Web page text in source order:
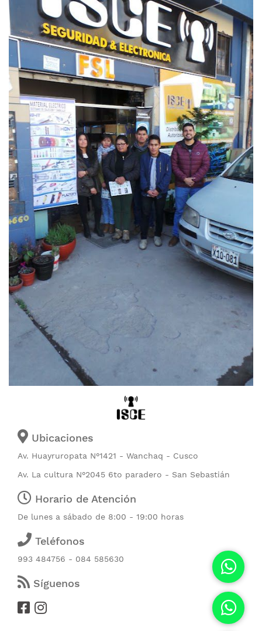
Ubicaciones
Av. Huayruropata N°1421 - Wanchaq - Cusco
Av. La cultura N°2045 6to paradero - San Sebastián
Horario de Atención
De lunes a sábado de 8:00 - 19:00 horas
Teléfonos
993 484756 - 084 585630
Síguenos